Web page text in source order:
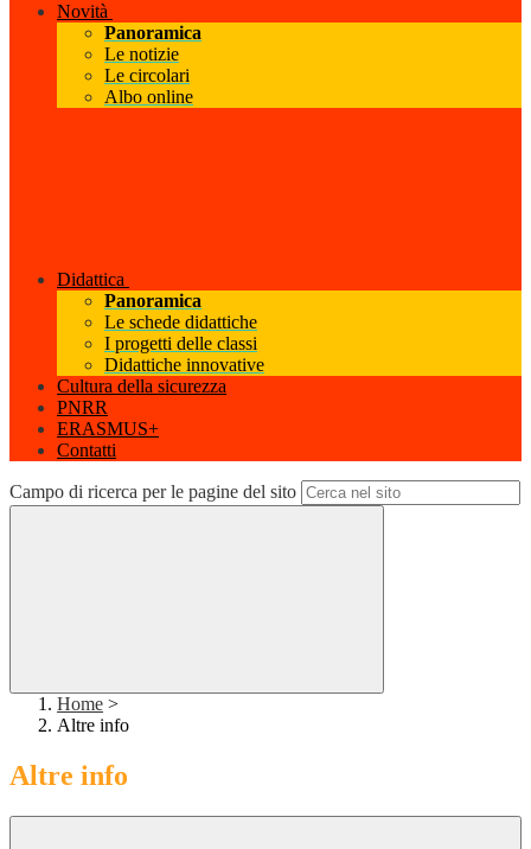
Novità
Panoramica
Le notizie
Le circolari
Albo online
Didattica
Panoramica
Le schede didattiche
I progetti delle classi
Didattiche innovative
Cultura della sicurezza
PNRR
ERASMUS+
Contatti
Campo di ricerca per le pagine del sito
Home >
Altre info
Altre info